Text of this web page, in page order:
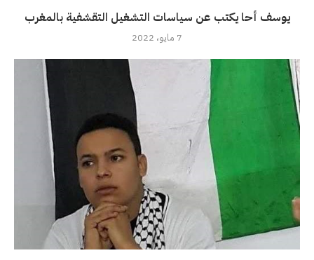
يوسف أحا يكتب عن سياسات التشغيل التقشفية بالمغرب
7 مايو، 2022